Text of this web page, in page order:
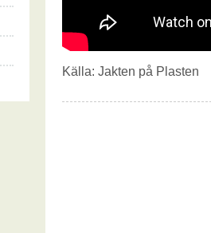
Källa: Jakten på Plasten